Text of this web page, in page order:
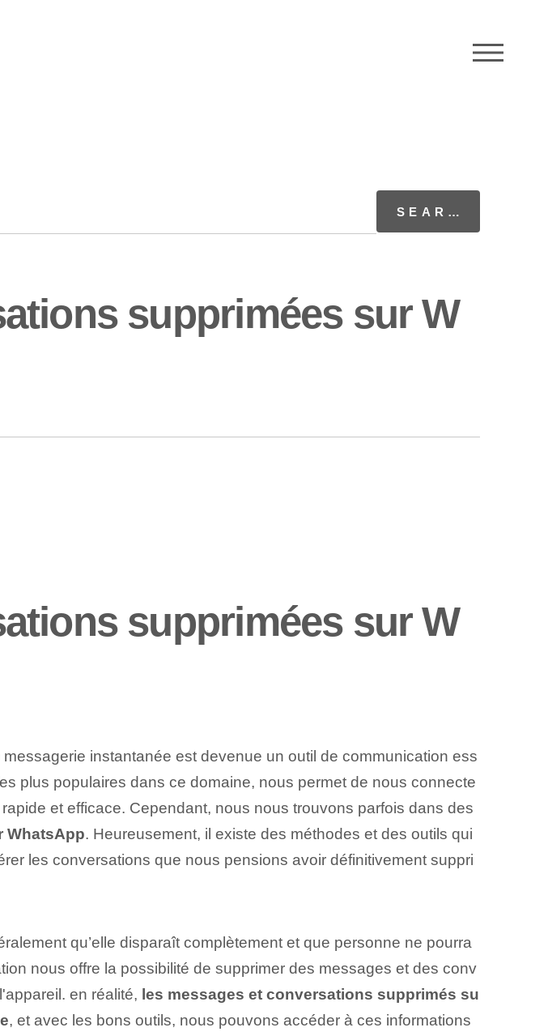
supprimées sur W
supprimées sur W
messagerie instantanée est devenue un outil de communication ess
plus populaires dans ce domaine, nous permet de nous connecte
et efficace. Cependant, nous nous trouvons parfois dans des
WhatsApp. Heureusement, il existe des méthodes et des outils qui
les conversations que nous pensions avoir définitivement suppri
qu’elle disparaît complètement et que personne ne pourra
nous offre la possibilité de supprimer des messages et des conv
en réalité, les messages et conversations supprimés su
, et avec les bons outils, nous pouvons accéder à ces informations